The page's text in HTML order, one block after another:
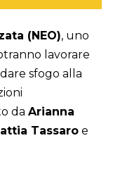
(NEO), uno
lavorare
sfogo alla
da Arianna
Tassaro e